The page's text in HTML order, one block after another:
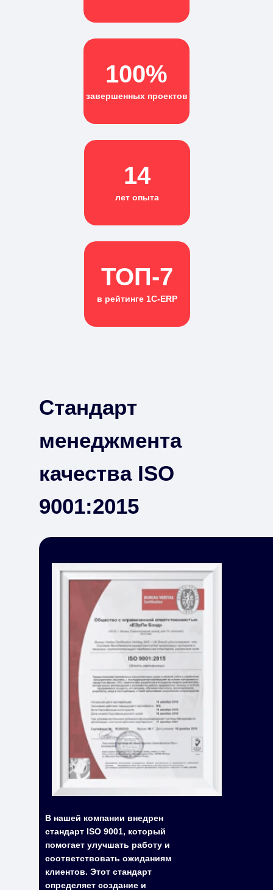
завершенных проектов
100%
ТОП-7
в рейтинге 1С-ERP
лет опыта
14
В нашей компании внедрен
стандарт ISO 9001, который
помогает улучшать работу и
соответствовать ожиданиям
клиентов. Этот стандарт
определяет создание и
Стандарт
менеджмента
качества ISO
9001:2015